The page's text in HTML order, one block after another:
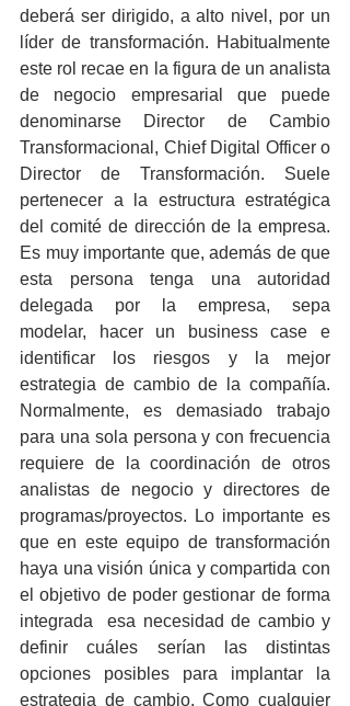
deberá ser dirigido, a alto nivel, por un
líder de transformación. Habitualmente
este rol recae en la figura de un analista
de negocio empresarial que puede
denominarse Director de Cambio
Transformacional, Chief Digital Officer o
Director de Transformación. Suele
pertenecer a la estructura estratégica
del comité de dirección de la empresa.
Es muy importante que, además de que
esta persona tenga una autoridad
delegada por la empresa, sepa
modelar, hacer un business case e
identificar los riesgos y la mejor
estrategia de cambio de la compañía.
Normalmente, es demasiado trabajo
para una sola persona y con frecuencia
requiere de la coordinación de otros
analistas de negocio y directores de
programas/proyectos. Lo importante es
que en este equipo de transformación
haya una visión única y compartida con
el objetivo de poder gestionar de forma
integrada  esa necesidad de cambio y
definir cuáles serían las distintas
opciones posibles para implantar la
estrategia de cambio. Como cualquier